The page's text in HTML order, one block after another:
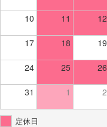
10 11 12
17 18 19
24 25 26
31 1 2
定休日